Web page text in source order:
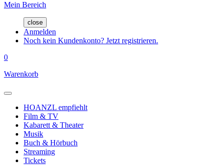
Mein Bereich
close
Anmelden
Noch kein Kundenkonto? Jetzt registrieren.
0
Warenkorb
HOANZL empfiehlt
Film & TV
Kabarett & Theater
Musik
Buch & Hörbuch
Streaming
Tickets